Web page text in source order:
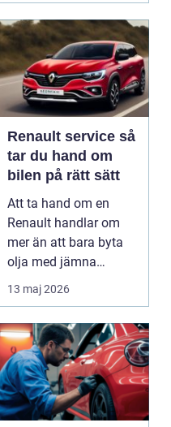
Renault service så
tar du hand om
bilen på rätt sätt
Att ta hand om en
Renault handlar om
mer än att bara byta
olja med jämna
mellanrum. För många
biläga...
13 maj 2026